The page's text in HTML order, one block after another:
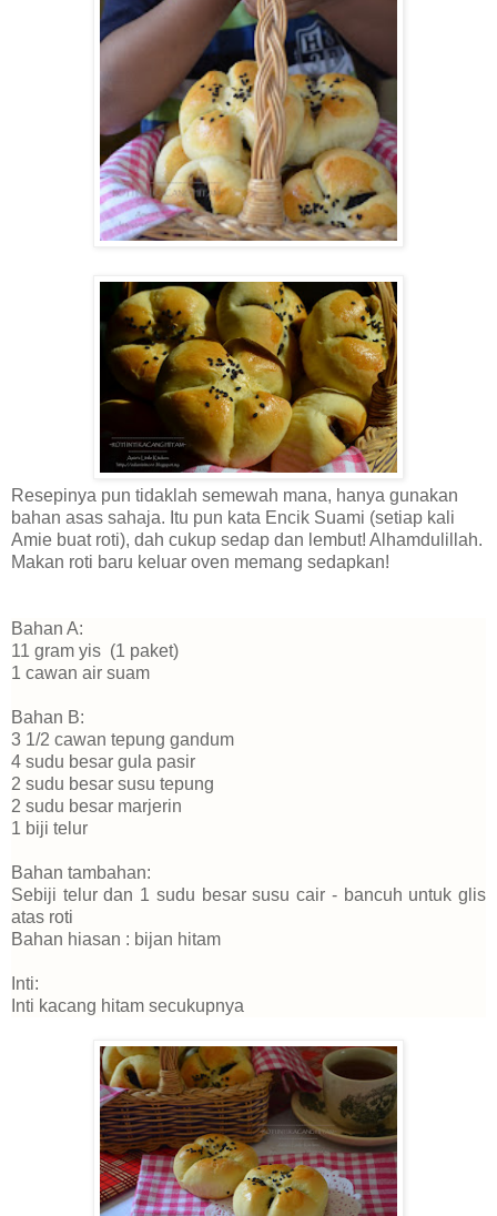
Resepinya pun tidaklah semewah mana, hanya gunakan
bahan asas sahaja. Itu pun kata Encik Suami (setiap kali
Amie buat roti), dah cukup sedap dan lembut! Alhamdulillah.
Makan roti baru keluar oven memang sedapkan!
Bahan A:
11 gram yis (1 paket)
1 cawan air suam
Bahan B:
3 1/2 cawan tepung gandum
4 sudu besar gula pasir
2 sudu besar susu tepung
2 sudu besar marjerin
1 biji telur
Bahan tambahan:
Sebiji telur dan 1 sudu besar susu cair - bancuh untuk glis
atas roti
Bahan hiasan : bijan hitam
Inti:
Inti kacang hitam secukupnya